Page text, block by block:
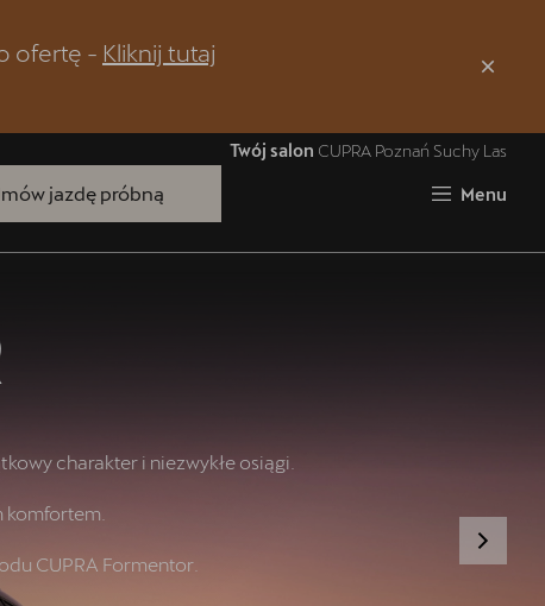
ofertę - Kliknij tutaj
Twój salon CUPRA Poznań Suchy Las
jazdę próbną Menu
charakter i niezwykłe osiągi.
komfortem.
CUPRA Formentor.